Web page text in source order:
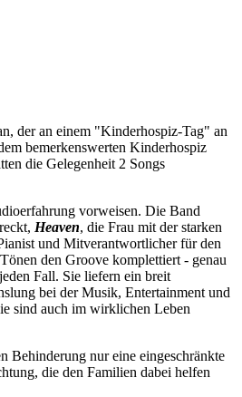
der an einem "Kinderhospiz-Tag" an
bemerkenswerten Kinderhospiz
die Gelegenheit 2 Songs
vorweisen. Die Band
Heaven, die Frau mit der starken
und Mitverantwortlicher für den
den Groove komplettiert - genau
Fall. Sie liefern ein breit
bei der Musik, Entertainment und
sind auch im wirklichen Leben
Behinderung nur eine eingeschränkte
die den Familien dabei helfen